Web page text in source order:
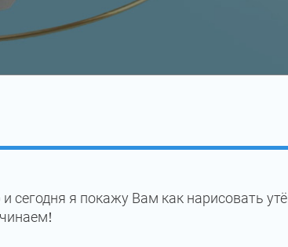
я покажу Вам как нарисовать